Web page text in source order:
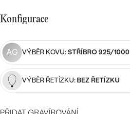
LUXUSNÍ
BAREVNÝ DIAMANT
ČERNÝ DIAMANT
ZLATO
PLATINA
DLE KAMENE
S DIAMANTY
S PERLAMI
DLE CENY
CENOVĚ DOSTUPNÉ
DLE DRAHOKAMU
S DRAHOKAMY
S PERLAMI
DLE CENY
S DIAMANTY
S DRAHOKAMY
S PERLAMI
Konfigurace
AG VÝBĚR KOVU:STŘÍBRO 925/1000
VÝBĚR ŘETÍZKU:BEZ ŘETÍZKU